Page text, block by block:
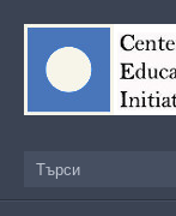
Търси